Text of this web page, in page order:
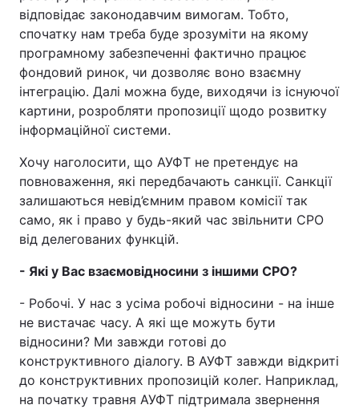
відповідає законодавчим вимогам. Тобто,
спочатку нам треба буде зрозуміти на якому
програмному забезпеченні фактично працює
фондовий ринок, чи дозволяє воно взаємну
інтеграцію. Далі можна буде, виходячи із існуючої
картини, розробляти пропозиції щодо розвитку
інформаційної системи.
Хочу наголосити, що АУФТ не претендує на
повноваження, які передбачають санкції. Санкції
залишаються невід’ємним правом комісії так
само, як і право у будь-який час звільнити СРО
від делегованих функцій.
- Які у Вас взаємовідносини з іншими СРО?
- Робочі. У нас з усіма робочі відносини - на інше
не вистачає часу. А які ще можуть бути
відносини? Ми завжди готові до
конструктивного діалогу. В АУФТ завжди відкриті
до конструктивних пропозицій колег. Наприклад,
на початку травня АУФТ підтримала звернення